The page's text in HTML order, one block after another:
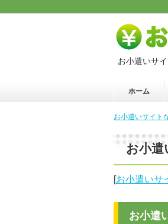
お小遣いサ
ホーム
お小遣いサイト
お小遣
[お小遣いサ
お小遣